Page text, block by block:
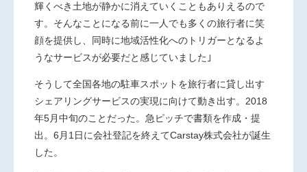
輝くべき土地が静かに消えていくこともありえるので
す。そんなことになる前に一人でも多くの旅行者に笑
顔を提供し、同時に地域活性化へのトリガーとなるよ
うなサービスが必要だと感じていました｣
そうして全国各地の駐車スポットを旅行者に貸し出す
シェアリングサービスの実現に向けて動き出す。2018
年5月中旬のことだった。急ピッチで書類を作成・提
出。6月1日に会社登記を終えてCarstay株式会社が誕生
した。